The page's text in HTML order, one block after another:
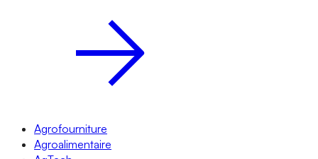
Agrofourniture
Agroalimentaire